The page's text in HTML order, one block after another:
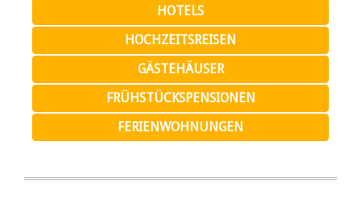
HOTELS
HOCHZEITSREISEN
GÄSTEHÄUSER
FRÜHSTÜCKSPENSIONEN
FERIENWOHNUNGEN